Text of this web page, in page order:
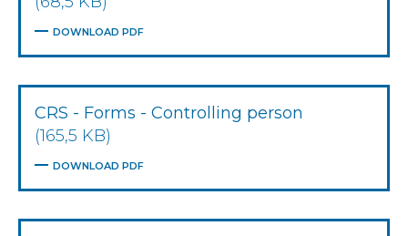
DOWNLOAD PDF
CRS - Forms - Controlling person
(165,5 KB)
DOWNLOAD PDF